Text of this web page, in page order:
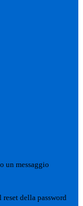
un messaggio
della password